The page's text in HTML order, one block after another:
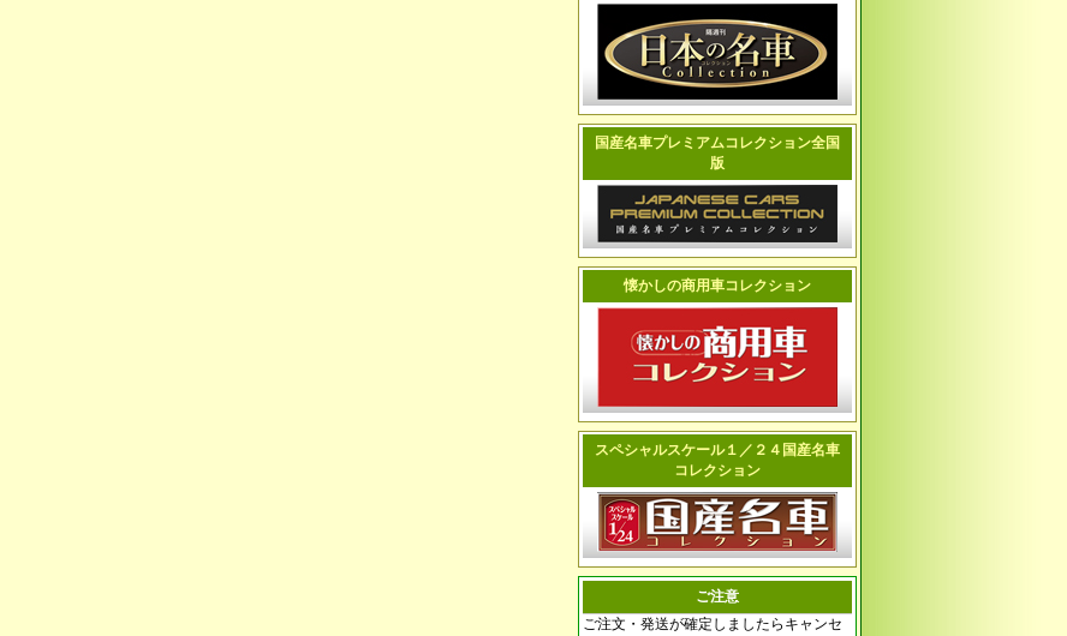
国産名車プレミアムコレクション全国
版
懐かしの商用車コレクション
スペシャルスケール１／２４国産名車
コレクション
ご注意
ご注文・発送が確定しましたらキャンセ